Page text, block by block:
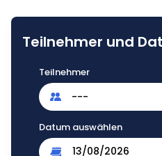
Teilnehmer und
Teilnehmer
---
Datum auswählen